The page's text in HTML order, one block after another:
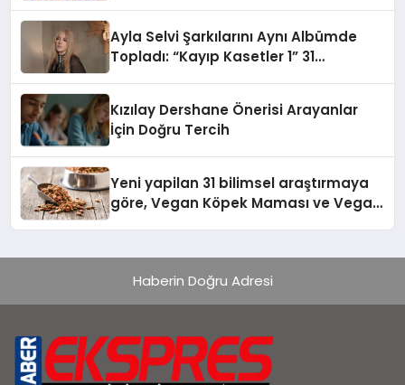
Ayla Selvi Şarkılarını Aynı Albümde
Topladı: “Kayıp Kasetler 1” 31
Kızılay Dershane Önerisi Arayanlar
İçin Doğru Tercih
Yeni yapilan 31 bilimsel araştırmaya
göre, Vegan Köpek Maması ve Vegan
Haberin Doğru Adresi